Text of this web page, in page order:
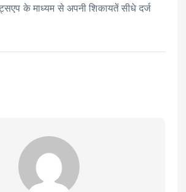
के माध्यम से अपनी शिकायतें सीधे दर्ज